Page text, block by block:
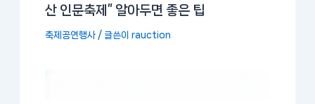
산 인문축제” 알아두면 좋은 팁
축제공연행사 / 글쓴이rauction